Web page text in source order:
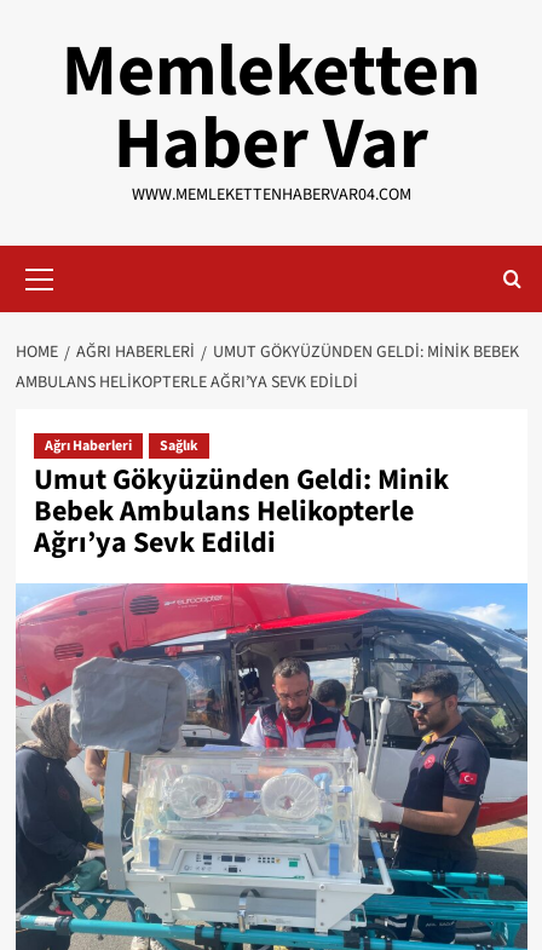
Memleketten
Haber Var
WWW.MEMLEKETTENHABERVAR04.COM
Menu
HOME AĞRI HABERLERI
UMUT GÖKYÜZÜNDEN GELDI: MINIK BEBEK
AMBULANS HELIKOPTERLE AĞRI’YA SEVK EDILDI
Ağrı Haberleri Sağlık
Umut Gökyüzünden Geldi: Minik
Bebek Ambulans Helikopterle
Ağrı’ya Sevk Edildi